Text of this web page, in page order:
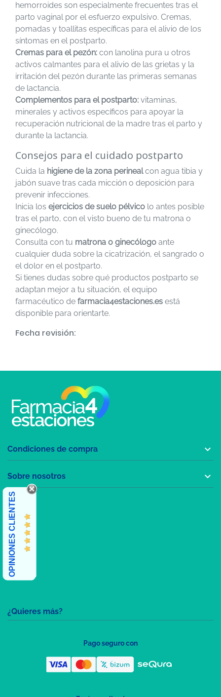
hemorroides son especialmente frecuentes tras el
parto vaginal por el esfuerzo expulsivo. Cremas,
pomadas y toallitas específicas para el alivio de los
síntomas en el postparto.
Cremas para el pezón: con lanolina pura u otros
activos calmantes para el alivio de las grietas y la
irritación del pezón durante las primeras semanas
de lactancia.
Complementos para el postparto: vitaminas,
minerales y activos específicos para apoyar la
recuperación nutricional de la madre tras el parto y
durante la lactancia.
Consejos para el cuidado postparto
Cuida la higiene de la zona perinealcon agua tibia y
jabón suave tras cada micción o deposición para
prevenir infecciones.
Inicia los ejercicios de suelo pélvico lo antes posible
tras el parto, con el visto bueno de tu matrona o
ginecólogo.
Consulta con tu matrona o ginecólogo ante
cualquier duda sobre la cicatrización, el sangrado o
el dolor en el postparto.
Si tienes dudas sobre qué productos postparto se
adaptan mejor a tu situación, el equipo
farmacéutico de farmacia4estaciones.es está
disponible para orientarte.
Fecha revisión:
¿Quieres más?
Condiciones de compra 
Sobre nosotros 
OPINIONES CLIENTES
Pago seguro con